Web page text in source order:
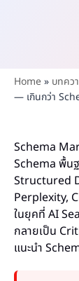
Home» บทคว
— เกินกว่า
Schema
Schema พื้น
Structured
Perplexity,
ในยุคที่ AI
กลายเป็น
แนะนำ